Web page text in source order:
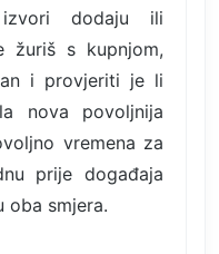
dodaju ili
žuriš s kupnjom,
i provjeriti je li
nova povoljnija
vremena za
prije događaja
oba smjera.